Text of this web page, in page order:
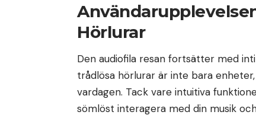
Hörlurar
Den audiofila resan fortsätter med
trådlösa hörlurar är inte bara
vardagen. Tack vare intuitiva
sömlöst interagera med din musik